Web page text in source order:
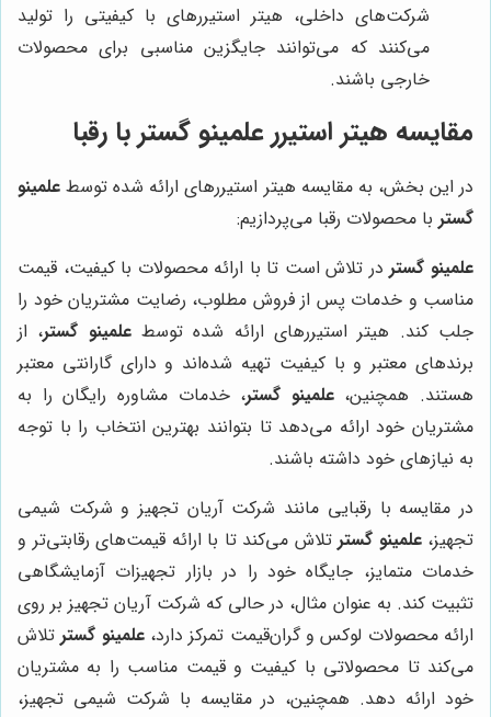
شرکت‌های داخلی، هیتر استیررهای با کیفیتی را تولید
می‌کنند که می‌توانند جایگزین مناسبی برای محصولات
خارجی باشند.
مقایسه هیتر استیرر علمینو گستر با رقبا
در این بخش، به مقایسه هیتر استیررهای ارائه شده توسط علمینو
گستر با محصولات رقبا می‌پردازیم:
علمینو گستر در تلاش است تا با ارائه محصولات با کیفیت، قیمت
مناسب و خدمات پس از فروش مطلوب، رضایت مشتریان خود را
جلب کند. هیتر استیررهای ارائه شده توسطعلمینو گستر، از
برندهای معتبر و با کیفیت تهیه شده‌اند و دارای گارانتی معتبر
هستند. همچنین،علمینو گستر، خدمات مشاوره رایگان را به
مشتریان خود ارائه می‌دهد تا بتوانند بهترین انتخاب را با توجه
به نیازهای خود داشته باشند.
در مقایسه با رقبایی مانند شرکت آریان تجهیز و شرکت شیمی
تجهیز،علمینو گستر تلاش می‌کند تا با ارائه قیمت‌های رقابتی‌تر و
خدمات متمایز، جایگاه خود را در بازار تجهیزات آزمایشگاهی
تثبیت کند. به عنوان مثال، در حالی که شرکت آریان تجهیز بر روی
ارائه محصولات لوکس و گران‌قیمت تمرکز دارد،علمینو گستر تلاش
می‌کند تا محصولاتی با کیفیت و قیمت مناسب را به مشتریان
خود ارائه دهد. همچنین، در مقایسه با شرکت شیمی تجهیز،